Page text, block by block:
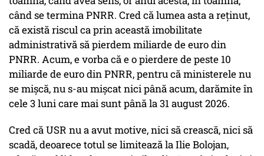
când se termina PNRR. Cred că lumea asta a reținut,
că există riscul ca prin această imobilitate
administrativă să pierdem miliarde de euro din
PNRR. Acum, e vorba că e o pierdere de peste 10
miliarde de euro din PNRR, pentru că ministerele nu
se mișcă, nu s-au mișcat nici până acum, darămite în
cele 3 luni care mai sunt până la 31 august 2026.
Cred că USR nu a avut motive, nici să crească, nici să
scadă, deoarece totul se limitează la Ilie Bolojan,